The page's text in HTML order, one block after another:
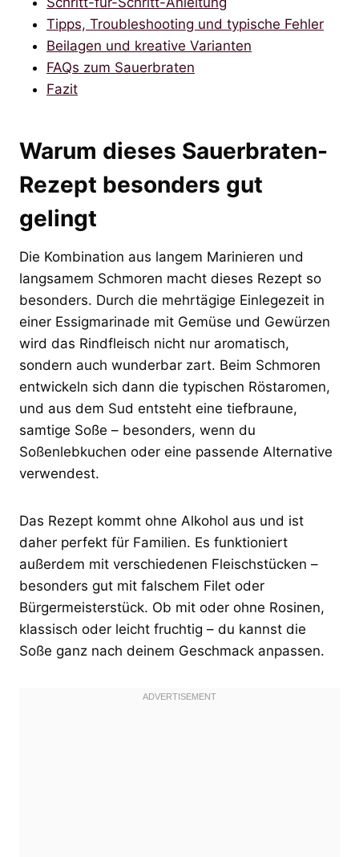
Tipps, Troubleshooting und typische Fehler
Beilagen und kreative Varianten
FAQs zum Sauerbraten
Fazit
Warum dieses Sauerbraten-
Rezept besonders gut
gelingt
Die Kombination aus langem Marinieren und
langsamem Schmoren macht dieses Rezept so
besonders. Durch die mehrtägige Einlegezeit in
einer Essigmarinade mit Gemüse und Gewürzen
wird das Rindfleisch nicht nur aromatisch,
sondern auch wunderbar zart. Beim Schmoren
entwickeln sich dann die typischen Röstaromen,
und aus dem Sud entsteht eine tiefbraune,
samtige Soße – besonders, wenn du
Soßenlebkuchen oder eine passende Alternative
verwendest.
Das Rezept kommt ohne Alkohol aus und ist
daher perfekt für Familien. Es funktioniert
außerdem mit verschiedenen Fleischstücken –
besonders gut mit falschem Filet oder
Bürgermeisterstück. Ob mit oder ohne Rosinen,
klassisch oder leicht fruchtig – du kannst die
Soße ganz nach deinem Geschmack anpassen.